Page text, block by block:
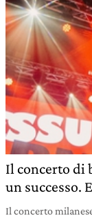
Il concerto di
un successo.
Il concerto